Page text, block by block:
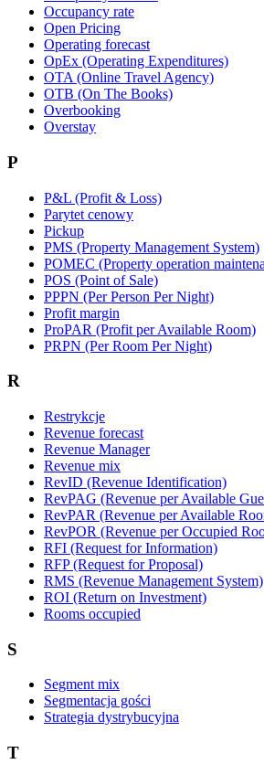
Occupancy rate
Open Pricing
Operating forecast
OpEx (Operating Expenditures)
OTA (Online Travel Agency)
OTB (On The Books)
Overbooking
Overstay
P
P&L (Profit & Loss)
Parytet cenowy
Pickup
PMS (Property Management System)
POMEC (Property operation
POS (Point of Sale)
PPPN (Per Person Per Night)
Profit margin
ProPAR (Profit per Available Room)
PRPN (Per Room Per Night)
R
Restrykcje
Revenue forecast
Revenue Manager
Revenue mix
RevID (Revenue Identification)
RevPAG (Revenue per Available
RevPAR (Revenue per Available
RevPOR (Revenue per Occupied
RFI (Request for Information)
RFP (Request for Proposal)
RMS (Revenue Management System)
ROI (Return on Investment)
Rooms occupied
S
Segment mix
Segmentacja gości
Strategia dystrybucyjna
T